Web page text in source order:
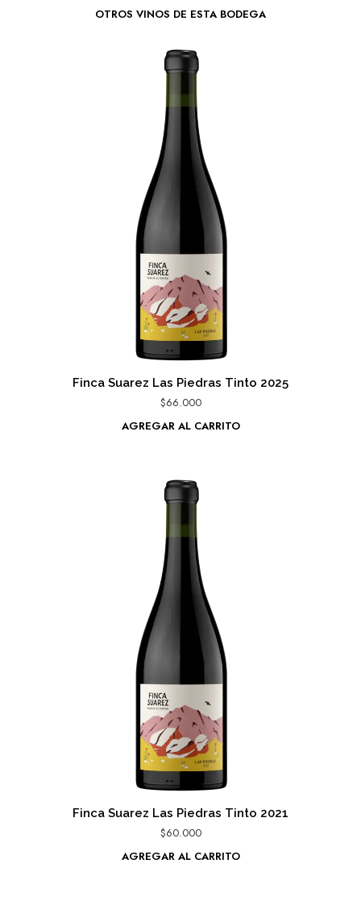
OTROS VINOS DE ESTA BODEGA
Finca Suarez Las Piedras Tinto 2025
$66.000
AGREGAR AL CARRITO
Finca Suarez Las Piedras Tinto 2021
$60.000
AGREGAR AL CARRITO